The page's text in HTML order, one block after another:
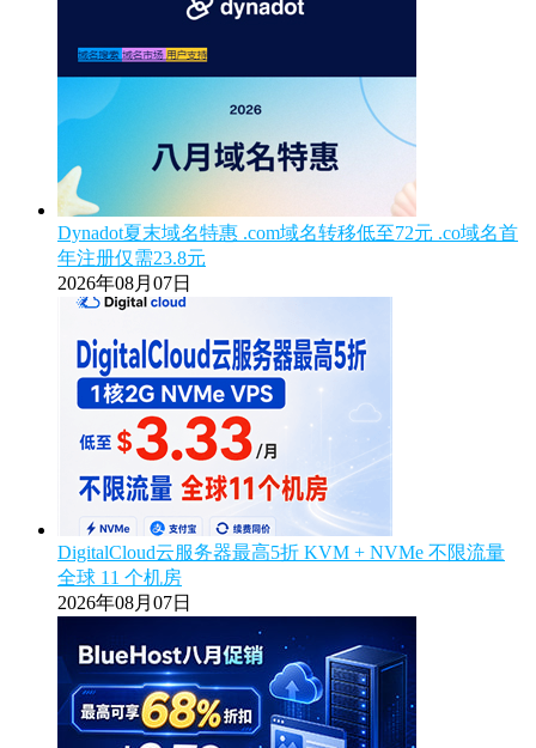
Dynadot夏末域名特惠 .com域名转移低至72元 .co域名首
年注册仅需23.8元
2026年08月07日
DigitalCloud云服务器最高5折 KVM + NVMe 不限流量
全球 11 个机房
2026年08月07日